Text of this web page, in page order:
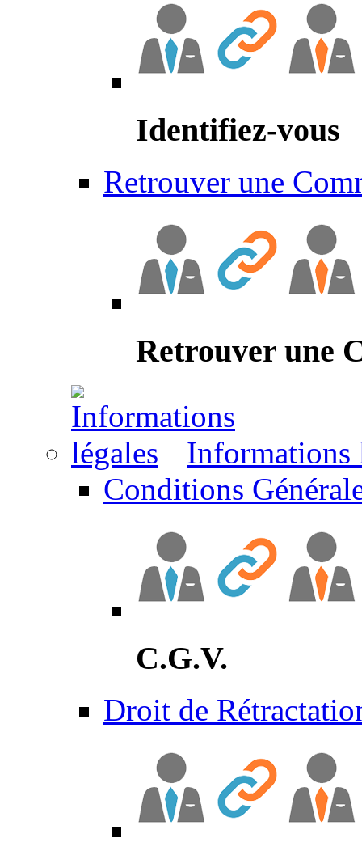
Identifiez-vous
Retrouver une
Retrouver une
Informations
Conditions
C.G.V.
Droit de